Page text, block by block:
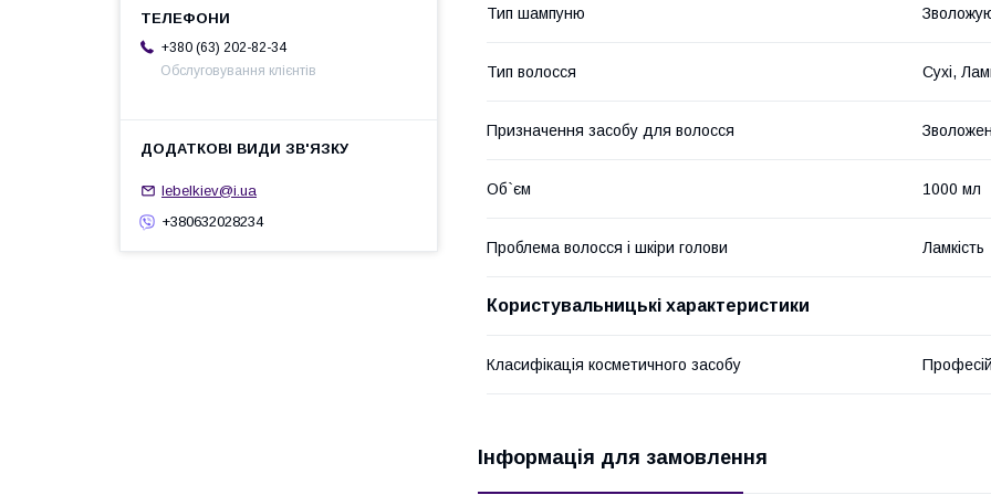
Тип шампуню
Тип волосся Сухі,
Призначення засобу для волосся
Об`єм 1000 мл
Проблема волосся і шкіри голови Ламкість
Користувальницькі характеристики
Класифікація косметичного засобу
Інформація для замовлення
+380 (63) 202-82-34
Обслуговування клієнтів
lebelkiev@i.ua
+380632028234